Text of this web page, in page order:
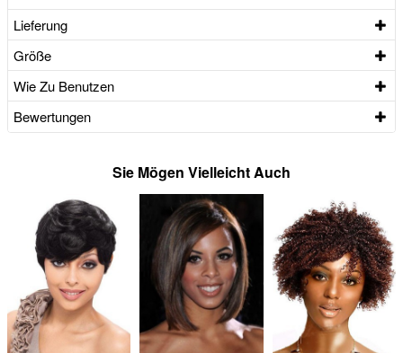
Lieferung
Größe
Wie Zu Benutzen
Bewertungen
Sie Mögen Vielleicht Auch